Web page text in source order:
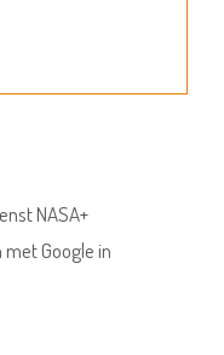
NASA+
Google in